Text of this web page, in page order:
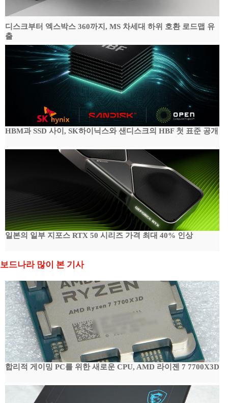
디스크부터 엑스박스 360까지, MS 차세대 하위 호환 로드맵 유
출
HBM과 SSD 사이, SK하이닉스와 샌디스크의 HBF 첫 표준 공개
일본의 일부 지포스 RTX 50 시리즈 가격 최대 40% 인상
보드나라 많이 본 기사
합리적 게이밍 PC를 위한 새로운 CPU, AMD 라이젠 7 7700X3D